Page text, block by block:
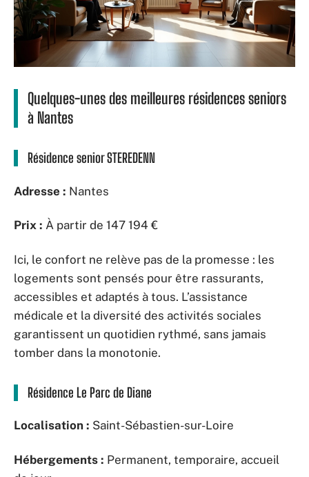
Quelques-unes des meilleures résidences seniors
à Nantes
Résidence senior STEREDENN
Adresse : Nantes
Prix : À partir de 147 194 €
Ici, le confort ne relève pas de la promesse : les
logements sont pensés pour être rassurants,
accessibles et adaptés à tous. L’assistance
médicale et la diversité des activités sociales
garantissent un quotidien rythmé, sans jamais
tomber dans la monotonie.
Résidence Le Parc de Diane
Localisation : Saint-Sébastien-sur-Loire
Hébergements : Permanent, temporaire, accueil